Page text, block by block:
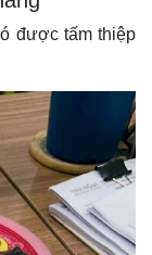
được tấm thiệp